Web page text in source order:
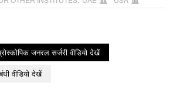
जनरल सर्जरी वीडियो देखें
वीडियो देखें